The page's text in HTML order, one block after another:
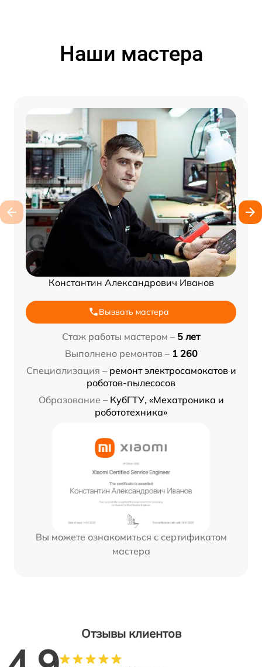
Наши мастера
Константин Александрович Иванов
Вызвать мастера
Стаж работы мастером – 5 лет
Выполнено ремонтов – 1 260
Специализация – ремонт электросамокатов и
роботов-пылесосов
Образование – КубГТУ, «Мехатроника и
робототехника»
Вы можете ознакомиться с сертификатом
мастера
Отзывы клиентов